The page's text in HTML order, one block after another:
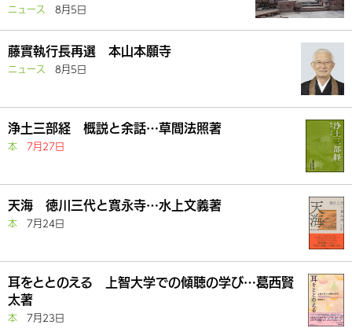
ニュース 8月5日
藤實執行長再選 本山本願寺
ニュース 8月5日
浄土三部経 概説と余話…草間法照著
本 7月27日
天海 徳川三代と寛永寺…水上文義著
本 7月24日
耳をととのえる 上智大学での傾聴の学び…葛西賢
太著
本 7月23日